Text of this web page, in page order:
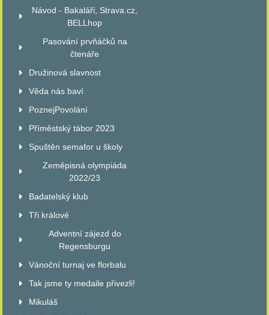
Návod - Bakaláři, Strava.cz,
BELLhop
Pasování prvňáčků na
čtenáře
Družinová slavnost
Věda nás baví
PoznejPovolání
Příměstský tábor 2023
Spuštěn semafor u školy
Zeměpisná olympiáda
2022/23
Badatelský klub
Tři králové
Adventní zájezd do
Regensburgu
Vánoční turnaj ve florbalu
Tak jsme ty medaile přivezli!
Mikuláš